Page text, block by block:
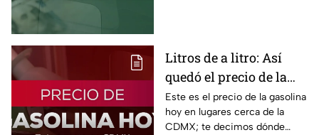
Litros de a litro: Así
quedó el precio de la
gasolina HOY
Este es el precio de la gasolina
hoy en lugares cerca de la
CDMX; te decimos dónde